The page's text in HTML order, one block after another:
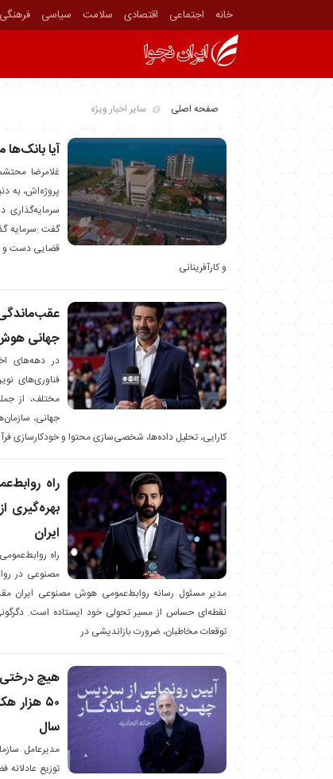
خانه اجتماعی اقتصادی سلامت سیاسی فرهنگی
صفحه اصلی سایر اخبار ویژه
آیا
پروژه‌اش، به
سرمایه‌گذاری
گفت :سرمایه
قضایی دست و
و کارآفرینانی
جهانی
فناوری‌های
جهانی،
کارایی، تحلیل داده‌ها، شخصی‌سازی محتوا و خودکارسازی
راه
بهره‌گیری
ایران
راه
مصنوعی در
نقطه‌ای حساس از مسیر تحولی خود ایستاده است.
توقعات مخاطبان، ضرورت بازاندیشی در
هیچ
۵۰
سال
مدیرعامل
توزیع